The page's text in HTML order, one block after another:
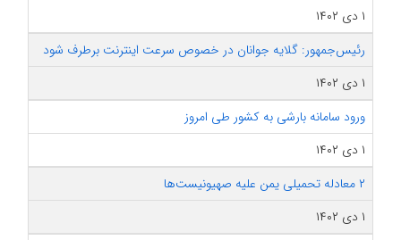
۱ دی ۱۴۰۲
رئیس‌جمهور: گلایه جوانان در خصوص سرعت اینترنت برطرف شود
۱ دی ۱۴۰۲
ورود سامانه بارشی به کشور طی امروز
۱ دی ۱۴۰۲
۲ معادله تحمیلی یمن علیه صهیونیست‌ها
۱ دی ۱۴۰۲